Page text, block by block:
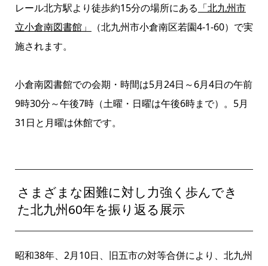
レール北方駅より徒歩約15分の場所にある 「北九州市
立小倉南図書館」
（北九州市小倉南区若園4-1-60）で実
施されます。
小倉南図書館での会期・時間は5月24日～6月4日の午前
9時30分～午後7時（土曜・日曜は午後6時まで）。5月
31日と月曜は休館です。
さまざまな困難に対し力強く歩んでき
た北九州60年を振り返る展示
昭和38年、2月10日、旧五市の対等合併により、北九州